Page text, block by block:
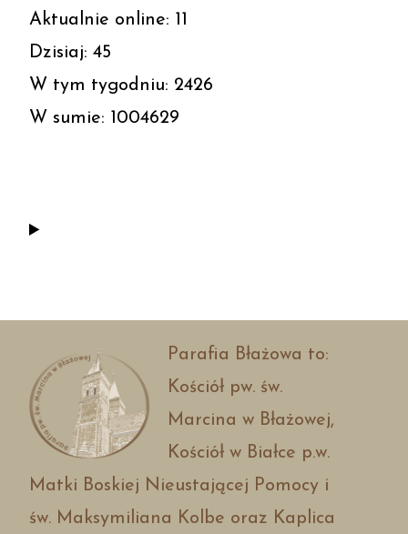
Aktualnie online: 11
Dzisiaj: 45
W tym tygodniu: 2426
W sumie: 1004629
Parafia Błażowa to:
Kościół pw. św.
Marcina w Błażowej,
Kościół w Białce p.w.
Matki Boskiej Nieustającej Pomocy i
św. Maksymiliana Kolbe oraz Kaplica